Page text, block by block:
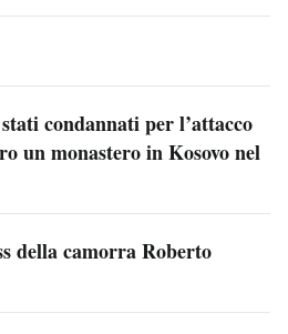
condannati per l’attacco
un monastero in Kosovo nel
della camorra Roberto